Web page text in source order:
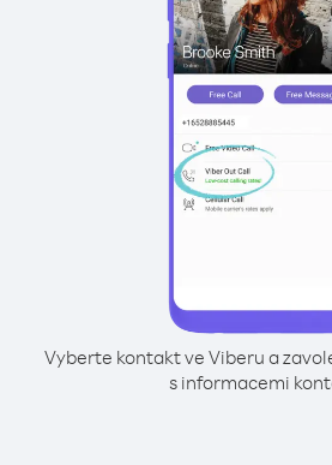
Vyberte kontakt ve Viberu a
s informacemi